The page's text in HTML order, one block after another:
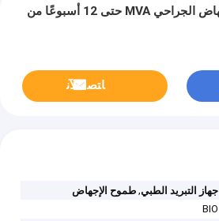
طريقة آمنة وفعالة للإجهاض الجراحي MVA حتى 12 أسبوعًا من
ﺎﺘﺼﻟ ﺍﻶﻧ
جهاز التبريد الطبي,طموح الإجهاض
BIO